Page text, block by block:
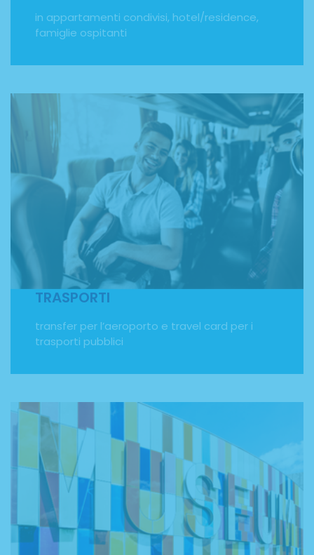
in appartamenti condivisi, hotel/residence,
famiglie ospitanti
TRASPORTI
transfer per l’aeroporto e travel card per i
trasporti pubblici
TRASPORTI
transfer per l’aeroporto e travel card per i trasporti
pubblici durante il soggiorno. Ti aiutiamo a raggiungere
la meta del tuo viaggio studio accompagnandoti
dall'Italia fino a destinazione! Saremo noi a fornirti i
biglietti aerei sia per l'andata sia per il ritorno. Inoltre,
riceverai una carta trasporti per utilizzare i mezzi pubblici
della città in cui soggiornerai.
ATTIVITÀ SOCIO-CULTURALI
Il Programma Erasmus Plus ha come obiettivo anche
quello di favorire l'interscambio culturale tra i paesi
membri della Comunità Europea. Durante il tuo
soggiorno all'estero imparerai una nuova lingua,